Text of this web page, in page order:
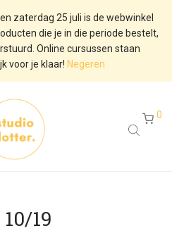
zaterdag 25 juli is de webwinkel
die je in die periode bestelt,
Online cursussen staan
voor je klaar! Negeren
0
19